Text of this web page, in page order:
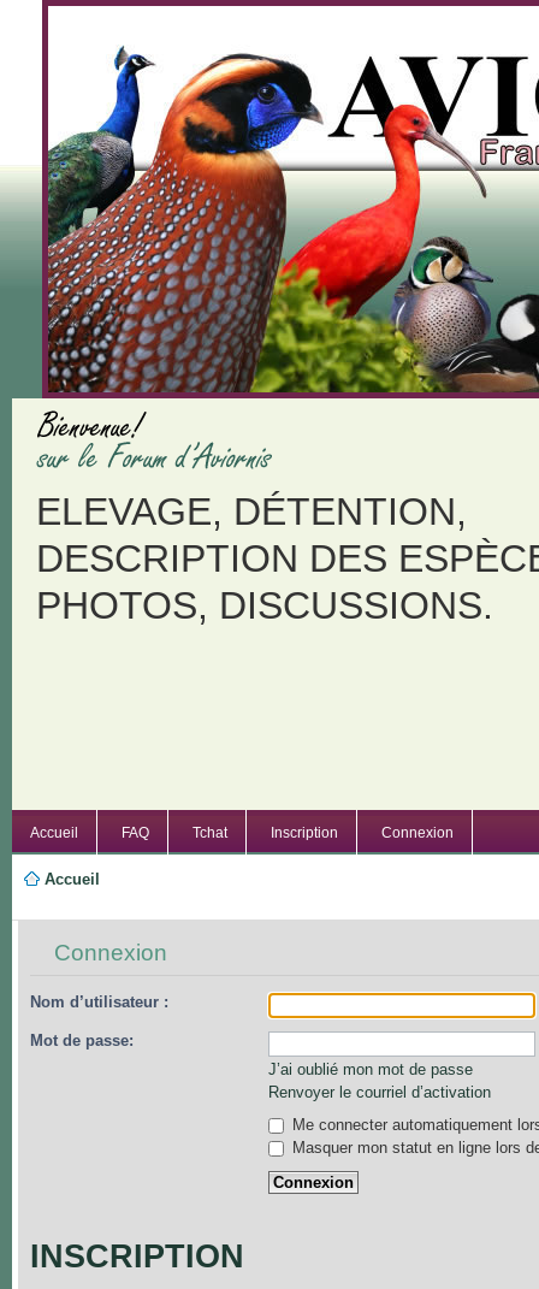
ELEVAGE, DÉTENTION,
DESCRIPTION DES
PHOTOS, DISCUSSIONS.
Accueil FAQ Tchat Inscription Connexion
Accueil
Connexion
Nom d’utilisateur :
Mot de passe:
J’ai oublié mon mot de passe
Renvoyer le courriel d’activation
Me connecter automatiquement
Masquer mon statut en ligne lors
INSCRIPTION